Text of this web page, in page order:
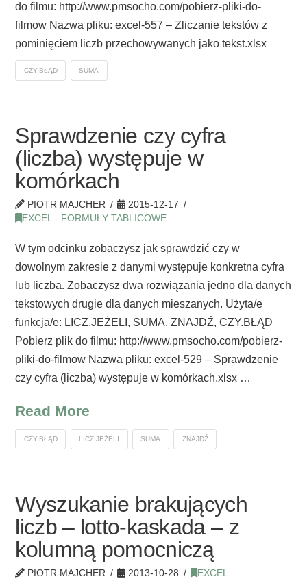
do filmu: http://www.pmsocho.com/pobierz-pliki-do-
filmow Nazwa pliku: excel-557 – Zliczanie tekstów z
pominięciem liczb przechowywanych jako tekst.xlsx
CZY.BŁĄD SUMA
Sprawdzenie czy cyfra
(liczba) występuje w
komórkach
PIOTR MAJCHER
2015-12-17
EXCEL - FORMUŁY TABLICOWE
W tym odcinku zobaczysz jak sprawdzić czy w
dowolnym zakresie z danymi występuje konkretna cyfra
lub liczba. Zobaczysz dwa rozwiązania jedno dla danych
tekstowych drugie dla danych mieszanych. Użyta/e
funkcja/e: LICZ.JEŻELI, SUMA, ZNAJDŹ, CZY.BŁĄD
Pobierz plik do filmu: http://www.pmsocho.com/pobierz-
pliki-do-filmow Nazwa pliku: excel-529 – Sprawdzenie
czy cyfra (liczba) występuje w komórkach.xlsx …
Read More
CZY.BŁĄD LICZ.JEŻELI SUMA ZNAJDŹ
Wyszukanie brakujących
liczb – lotto-kaskada – z
kolumną pomocniczą
PIOTR MAJCHER 2013-10-28 EXCEL